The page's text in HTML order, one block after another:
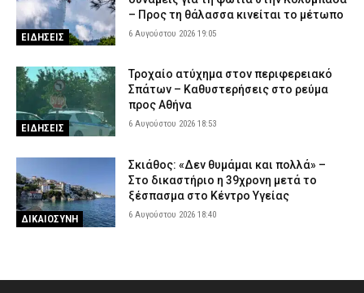
ΕΙΔΗΣΕΙΣ
– Προς τη θάλασσα κινείται το μέτωπο
6 Αυγούστου 2026 19:05
ΕΙΔΗΣΕΙΣ
Τροχαίο ατύχημα στον περιφερειακό
Σπάτων – Καθυστερήσεις στο ρεύμα
προς Αθήνα
6 Αυγούστου 2026 18:53
ΔΙΚΑΙΟΣΥΝΗ
Σκιάθος: «Δεν θυμάμαι και πολλά» –
Στο δικαστήριο η 39χρονη μετά το
ξέσπασμα στο Κέντρο Υγείας
6 Αυγούστου 2026 18:40